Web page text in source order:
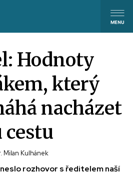
Hodnoty
který
nacházet
cestu
Milan Kulhánek
rozhovor s ředitelem naší